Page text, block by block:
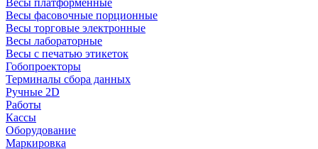
Весы платформенные
Весы фасовочные порционные
Весы торговые электронные
Весы лабораторные
Весы с печатью этикеток
Гобопроекторы
Терминалы сбора данных
Ручные 2D
Работы
Кассы
Оборудование
Маркировка